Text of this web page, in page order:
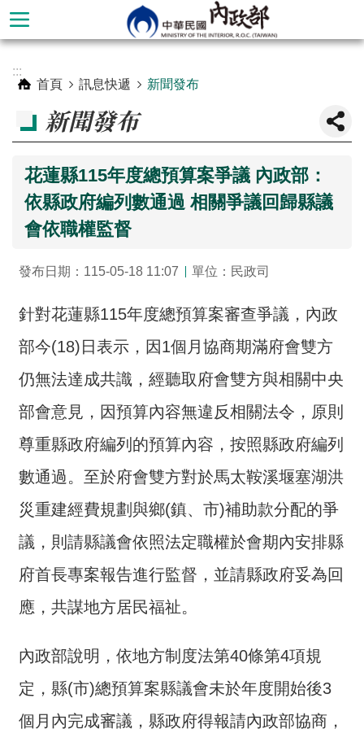
跳到主要內容區塊
階
本
部
介
主
題
政
策
訊
快
遞
主
題
務
互
動
交
:::
首頁
訊息快遞 新聞發布
新聞發布
花蓮縣115年度總預算案爭議 內政部：
依縣政府編列數通過 相關爭議回歸縣議
會依職權監督
發布日期：115-05-18 11:07 單位：民政司
針對花蓮縣115年度總預算案審查爭議，內政
部今(18)日表示，因1個月協商期滿府會雙方
仍無法達成共識，經聽取府會雙方與相關中央
部會意見，因預算內容無違反相關法令，原則
尊重縣政府編列的預算內容，按照縣政府編列
數通過。至於府會雙方對於馬太鞍溪堰塞湖洪
災重建經費規劃與鄉(鎮、市)補助款分配的爭
議，則請縣議會依照法定職權於會期內安排縣
府首長專案報告進行監督，並請縣政府妥為回
應，共謀地方居民福祉。
內政部說明，依地方制度法第40條第4項規
定，縣(市)總預算案縣議會未於年度開始後3
個月內完成審議，縣政府得報請內政部協商，